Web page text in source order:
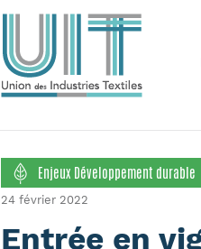
Enjeux Développement durable
24 février 2022
Entrée en